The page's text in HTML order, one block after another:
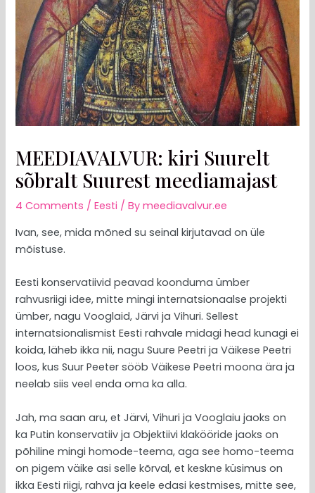
MEEDIAVALVUR: kiri Suurelt
sõbralt Suurest meediamajast
4 Comments /Eesti / Bymeediavalvur.ee
Ivan, see, mida mõned su seinal kirjutavad on üle
mõistuse.
Eesti konservatiivid peavad koonduma ümber
rahvusriigi idee, mitte mingi internatsionaalse projekti
ümber, nagu Vooglaid, Järvi ja Vihuri. Sellest
internatsionalismist Eesti rahvale midagi head kunagi ei
koida, läheb ikka nii, nagu Suure Peetri ja Väikese Peetri
loos, kus Suur Peeter sööb Väikese Peetri moona ära ja
neelab siis veel enda oma ka alla.
Jah, ma saan aru, et Järvi, Vihuri ja Vooglaiu jaoks on
ka Putin konservatiiv ja Objektiivi klakööride jaoks on
põhiline mingi homode-teema, aga see homo-teema
on pigem väike asi selle kõrval, et keskne küsimus on
ikka Eesti riigi, rahva ja keele edasi kestmises, mitte see,